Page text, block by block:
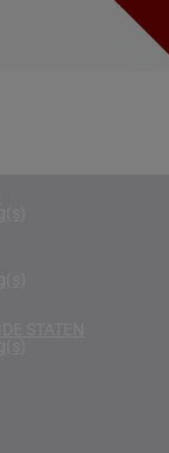
KONINKRIJK
STATEN